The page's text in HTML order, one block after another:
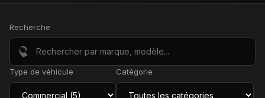
Recherche
Type de véhicule Catégorie